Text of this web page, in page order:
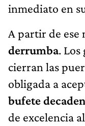
inmediato en
A partir de ese
derrumba. Los
cierran las
obligada a
bufete
de excelencia